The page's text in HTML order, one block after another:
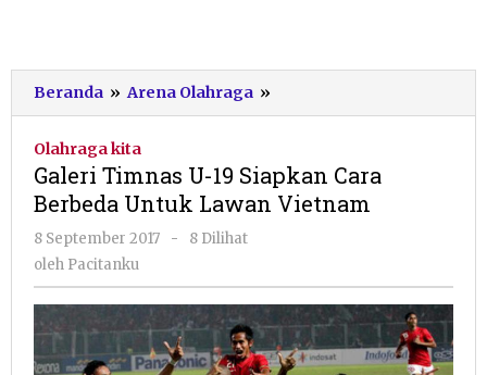
Beranda » Arena Olahraga »
Timnas
Siapkan
Cara
Olahraga kita
Galeri Timnas U-19 Siapkan Cara
Berbeda Untuk Lawan Vietnam
8 September 2017
oleh
-
8 Dilihat
oleh Pacitanku